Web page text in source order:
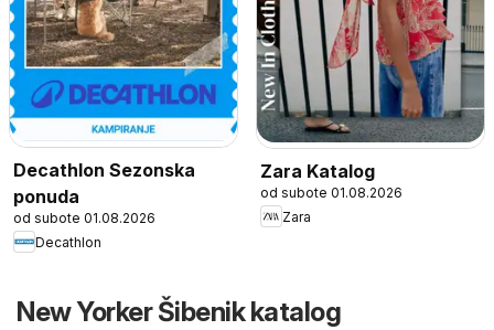
Decathlon Sezonska
ponuda
od subote 01.08.2026
Decathlon
Zara Katalog
od subote 01.08.2026
Zara
New Yorker Šibenik katalog